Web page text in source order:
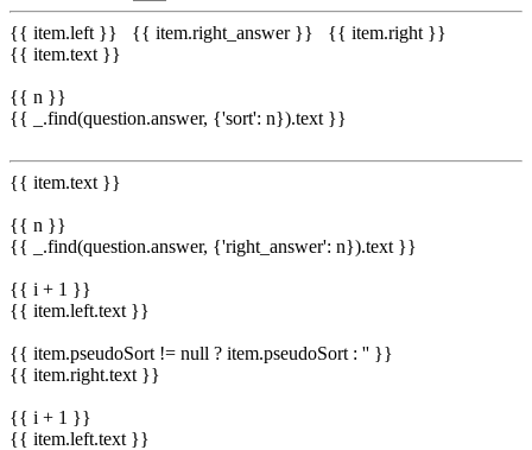
{{ item.left }} {{ item.right_answer }}
{{ item.right }}
{{ item.text }}
{{ n }}
{{ _.find(question.answer, {'sort': n}).text }}
{{ item.text }}
{{ n }}
{{ _.find(question.answer, {'right_answer': n}).text }}
{{ i + 1 }}
{{ item.left.text }}
{{ item.pseudoSort != null ? item.pseudoSort : '' }}
{{ item.right.text }}
{{ i + 1 }}
{{ item.left.text }}